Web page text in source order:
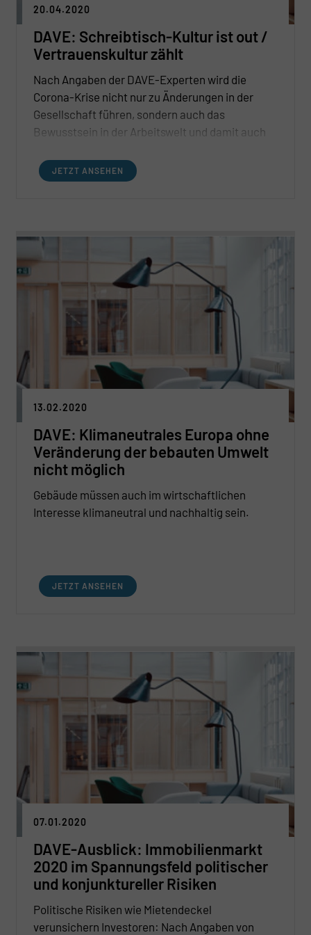
20.04.2020
DAVE: Schreibtisch-Kultur ist out /
Vertrauenskultur zählt
Nach Angaben der DAVE-Experten wird die
Corona-Krise nicht nur zu Änderungen in der
Gesellschaft führen, sondern auch das
Bewusstsein in der Arbeitswelt und damit auch
gestalten.
JETZT ANSEHEN
13.02.2020
DAVE: Klimaneutrales Europa ohne
Veränderung der bebauten Umwelt
nicht möglich
Gebäude müssen auch im wirtschaftlichen
Interesse klimaneutral und nachhaltig sein.
JETZT ANSEHEN
07.01.2020
DAVE-Ausblick: Immobilienmarkt
2020 im Spannungsfeld politischer
und konjunktureller Risiken
Politische Risiken wie Mietendeckel
verunsichern Investoren: Nach Angaben von